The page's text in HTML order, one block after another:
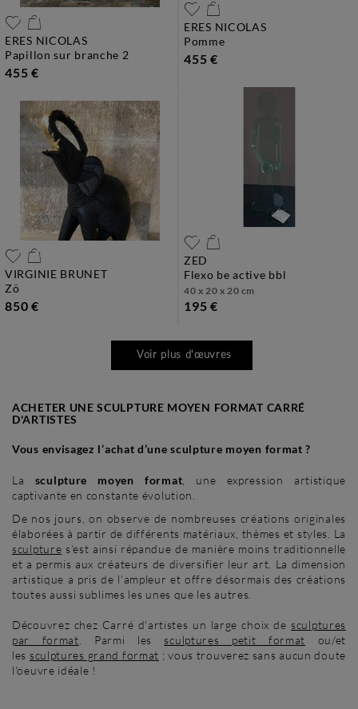
ERES NICOLAS
papillon sur branche 2
455 €
ERES NICOLAS
pomme
455 €
VIRGINIE BRUNET
zö
850 €
ZED
flexo be active bbl
40 x 20 x 20 cm
195 €
Voir plus d'œuvres
ACHETER UNE SCULPTURE MOYEN FORMAT CARRÉ
D'ARTISTES
Vous envisagez l’achat d’une sculpture moyen format ?
La sculpture moyen format , une expression artistique
captivante en constante évolution.
De nos jours, on observe de nombreuses créations originales
élaborées à partir de différents matériaux, thèmes et styles. La
sculpture s’est ainsi répandue de manière moins traditionnelle
et a permis aux créateurs de diversifier leur art. La dimension
artistique a pris de l’ampleur et offre désormais des créations
toutes aussi sublimes les unes que les autres.
Découvrez chez Carré d'artistes un large choix de sculptures
par format . Parmi les sculptures petit format ou/et
les sculptures grand format ; vous trouverez sans aucun doute
l'oeuvre idéale !